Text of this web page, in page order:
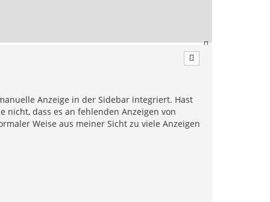
N
Anzeige in der Sidebar integriert. Hast
nicht, dass es an fehlenden Anzeigen von
Weise aus meiner Sicht zu viele Anzeigen